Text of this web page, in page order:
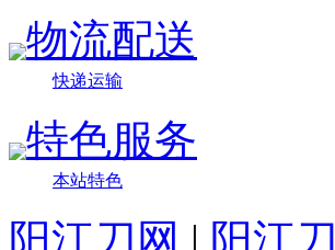
物流配送
快递运输
特色服务
本站特色
阳江刀网 | 阳江刀